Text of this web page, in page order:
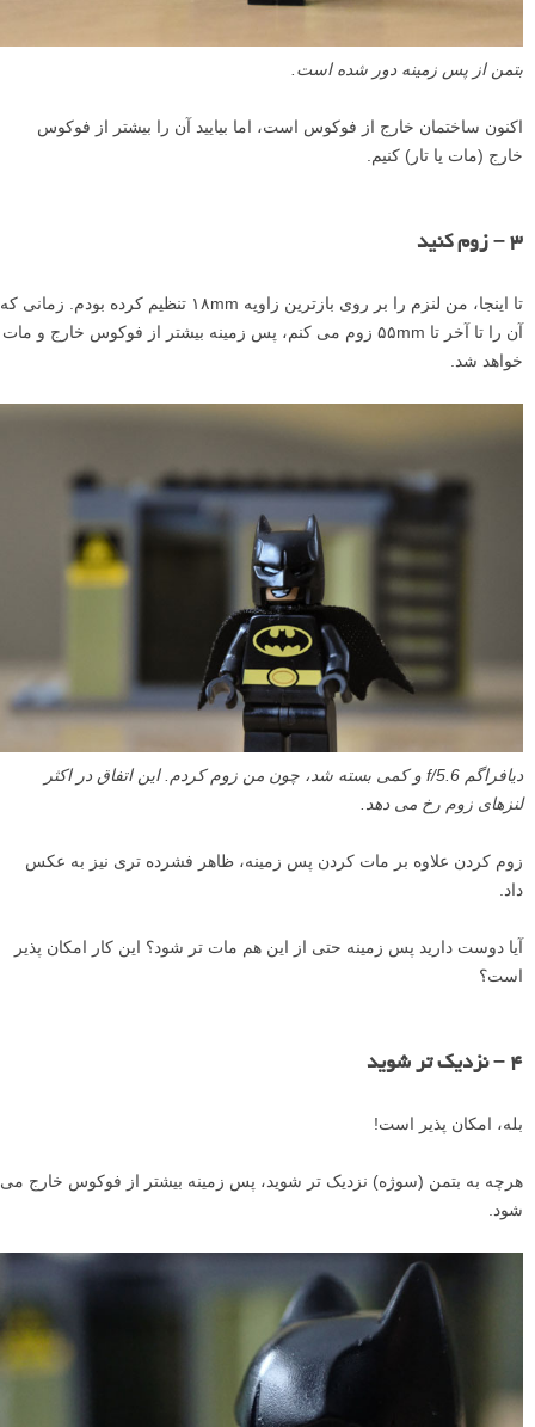
بتمن از پس زمینه دور شده است.
اکنون ساختمان خارج از فوکوس است، اما بیایید آن را بیشتر از فوکوس
خارج (مات یا تار) کنیم.
۳ – زوم کنید
تا اینجا، من لنزم را بر روی بازترین زاویه ۱۸mm تنظیم کرده بودم. زمانی که
آن را تا آخر تا ۵۵mm زوم می کنم، پس زمینه بیشتر از فوکوس خارج و مات
خواهد شد.
دیافراگم f/5.6 و کمی بسته شد، چون من زوم کردم. این اتفاق در اکثر
لنزهای زوم رخ می دهد.
زوم کردن علاوه بر مات کردن پس زمینه، ظاهر فشرده تری نیز به عکس
داد.
آیا دوست دارید پس زمینه حتی از این هم مات تر شود؟ این کار امکان پذیر
است؟
۴ – نزدیک تر شوید
بله، امکان پذیر است!
هرچه به بتمن (سوژه) نزدیک تر شوید، پس زمینه بیشتر از فوکوس خارج می
شود.